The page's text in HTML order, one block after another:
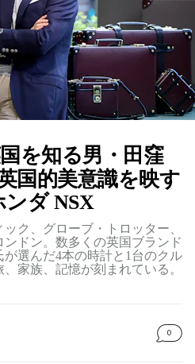
を知る男・田窪
国的美意識を映す
ダ NSX
ク、グローブ・トロッター、
ドン。数多くの英国ブランド
選んだ4本の時計と1台のクル
家族、記憶が刻まれている。
0